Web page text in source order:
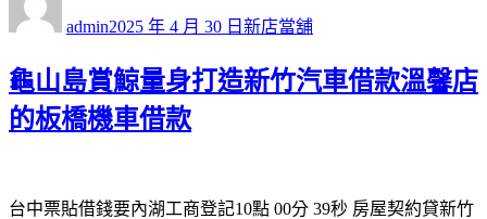
admin佈
期:
2025 年 4 月 30 日 類
新店當舖
龜山島賞鯨量身打造新竹汽車借款溫馨店
的板橋機車借款
台中票貼借錢要內湖工商登記10點 00分 39秒 房屋契約貸新竹